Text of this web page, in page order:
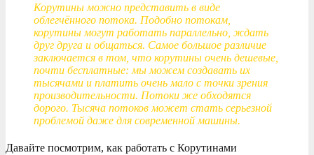
Корутины можно представить в виде
облегчённого потока. Подобно потокам,
корутины могут работать параллельно, ждать
друг друга и общаться. Самое большое различие
заключается в том, что корутины очень дешевые,
почти бесплатные: мы можем создавать их
тысячами и платить очень мало с точки зрения
производительности. Потоки же обходятся
дорого. Тысяча потоков может стать серьезной
проблемой даже для современной машины.
Давайте посмотрим, как работать с Корутинами